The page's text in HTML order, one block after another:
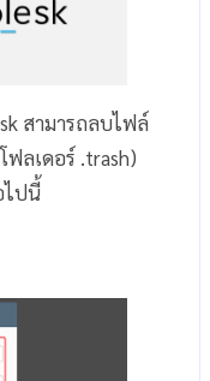
สามารถลบไฟล์
ฟลเดอร์ .trash)
ไปนี้